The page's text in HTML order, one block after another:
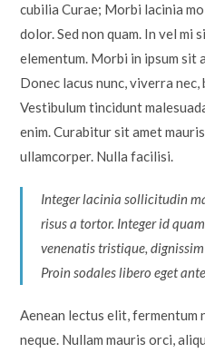
cubilia Curae; Morbi lacinia
dolor. Sed non quam. In vel mi
elementum. Morbi in ipsum sit
Donec lacus nunc, viverra
Vestibulum tincidunt
enim. Curabitur sit amet
ullamcorper. Nulla facilisi.
Integer lacinia sollicitudin
risus a tortor. Integer id
venenatis tristique,
Proin sodales libero eget
Aenean lectus elit, fermentum
neque. Nullam mauris orci,